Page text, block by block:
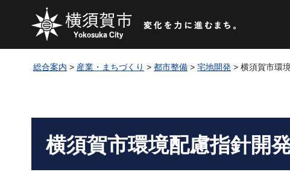
総合案内 > 産業・まちづくり > 都市整備 > 宅地開発 > 横須賀市環
横須賀市環境配慮指針開